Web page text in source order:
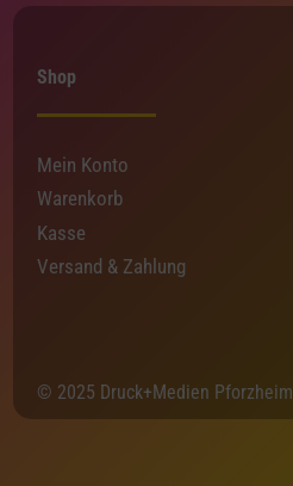
Shop
Mein Konto
Warenkorb
Kasse
Versand & Zahlung
© 2025 Druck+Medien Pforzheim